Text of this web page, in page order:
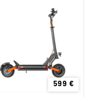
599 €